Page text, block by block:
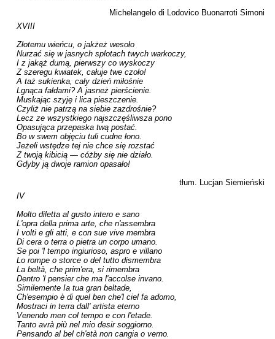
Michelangelo di Lodovico Buonarroti Simoni
XVIII
Złotemu wieńcu, o jakżeż wesoło
Nurzać się w jasnych splotach twych warkoczy,
I z jakąż dumą, pierwszy co wyskoczy
Z szeregu kwiatek, całuje twe czoło!
A taż sukienka, cały dzień miłośnie
Lgnąca fałdami? A jasneż pierścienie.
Muskając szyję i lica pieszczenie.
Czyliż nie patrzą na siebie zazdrośnie?
Lecz ze wszystkiego najszczęśliwsza pono
Opasująca przepaska twą postać.
Bo w swem objęciu tuli cudne łono.
Jeżeli wstędze tej nie chce się rozstać
Z twoją kibicią — cóżby się nie działo.
Gdyby ją dwoje ramion opasało!
tłum. Lucjan Siemieński
IV
Molto diletta al gusto intero e sano
L'opra della prima arte, che n'assembra
I volti e gli atti, e con sue vive membra
Di cera o terra o pietra un corpo umano.
Se poi 'l tempo ingiurioso, aspro e villano
Lo rompe o storce o del tutto dismembra
La beltà, che prim'era, si rimembra
Dentro 'l pensier che ma l'accolse invano.
Similemente Ia tua gran beltade,
Ch'esempio è di quel ben che'l ciel fa adomo,
Mostraci in terra dall' artista eterno
Venendo men col tempo e con l'etade.
Tanto avrà più nel mio desir soggiorno.
Pensando al bel ch'età non cangia o verno.